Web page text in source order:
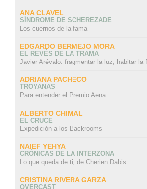
ANA CLAVEL
SÍNDROME DE SCHEREZADE
Los cuernos de la fama
EDGARDO BERMEJO MORA
EL REVÉS DE LA TRAMA
Javier Arévalo: fragmentar la luz, habitar la
ADRIANA PACHECO
TROYANAS
Para entender el Premio Aena
ALBERTO CHIMAL
EL CRUCE
Expedición a los Backrooms
NAIEF YEHYA
CRÓNICAS DE LA INTERZONA
Lo que queda de ti, de Cherien Dabis
CRISTINA RIVERA GARZA
OVERCAST